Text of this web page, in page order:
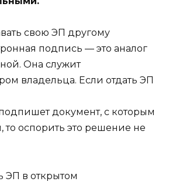
свою ЭП другому
подпись — это аналог
Она служит
владельца. Если отдать ЭП
документ, с которым
то оспорить это решение не
ЭП в открытом